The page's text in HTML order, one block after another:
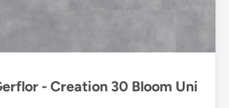
- Creation 30 Bloom Uni